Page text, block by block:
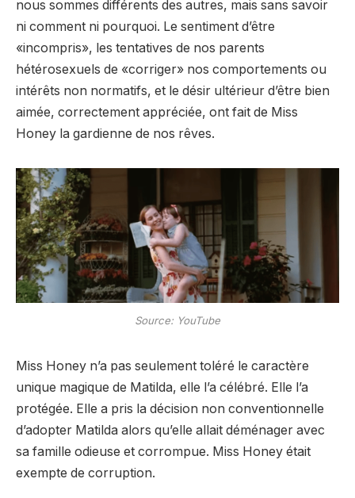
nous sommes différents des autres, mais sans savoir
ni comment ni pourquoi. Le sentiment d’être
«incompris», les tentatives de nos parents
hétérosexuels de «corriger» nos comportements ou
intérêts non normatifs, et le désir ultérieur d’être bien
aimée, correctement appréciée, ont fait de Miss
Honey la gardienne de nos rêves.
Source: YouTube
Miss Honey n’a pas seulement toléré le caractère
unique magique de Matilda, elle l’a célébré. Elle l’a
protégée. Elle a pris la décision non conventionnelle
d’adopter Matilda alors qu’elle allait déménager avec
sa famille odieuse et corrompue. Miss Honey était
exempte de corruption.